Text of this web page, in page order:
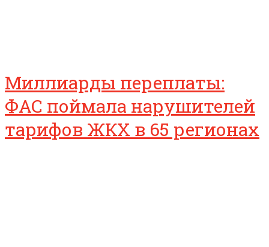
Миллиарды переплаты:
ФАС поймала нарушителей
тарифов ЖКХ в 65 регионах